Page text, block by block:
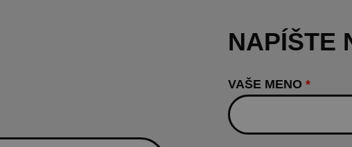
NAPÍŠTE
VAŠE MENO *